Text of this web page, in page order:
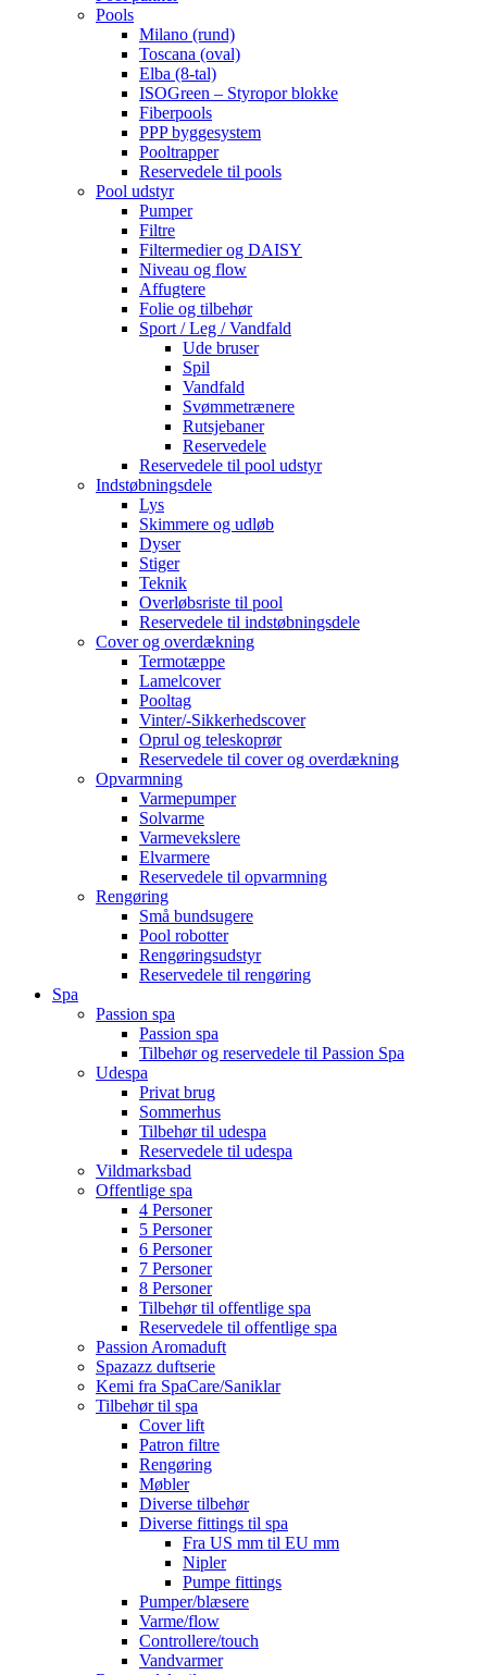
Pools
Milano (rund)
Toscana (oval)
Elba (8-tal)
ISOGreen – Styropor blokke
Fiberpools
PPP byggesystem
Pooltrapper
Reservedele til pools
Pool udstyr
Pumper
Filtre
Filtermedier og DAISY
Niveau og flow
Affugtere
Folie og tilbehør
Sport / Leg / Vandfald
Ude bruser
Spil
Vandfald
Svømmetrænere
Rutsjebaner
Reservedele
Reservedele til pool udstyr
Indstøbningsdele
Lys
Skimmere og udløb
Dyser
Stiger
Teknik
Overløbsriste til pool
Reservedele til indstøbningsdele
Cover og overdækning
Termotæppe
Lamelcover
Pooltag
Vinter/-Sikkerhedscover
Oprul og teleskoprør
Reservedele til cover og overdækning
Opvarmning
Varmepumper
Solvarme
Varmevekslere
Elvarmere
Reservedele til opvarmning
Rengøring
Små bundsugere
Pool robotter
Rengøringsudstyr
Reservedele til rengøring
Spa
Passion spa
Passion spa
Tilbehør og reservedele til Passion Spa
Udespa
Privat brug
Sommerhus
Tilbehør til udespa
Reservedele til udespa
Vildmarksbad
Offentlige spa
4 Personer
5 Personer
6 Personer
7 Personer
8 Personer
Tilbehør til offentlige spa
Reservedele til offentlige spa
Passion Aromaduft
Spazazz duftserie
Kemi fra SpaCare/Saniklar
Tilbehør til spa
Cover lift
Patron filtre
Rengøring
Møbler
Diverse tilbehør
Diverse fittings til spa
Fra US mm til EU mm
Nipler
Pumpe fittings
Pumper/blæsere
Varme/flow
Controllere/touch
Vandvarmer